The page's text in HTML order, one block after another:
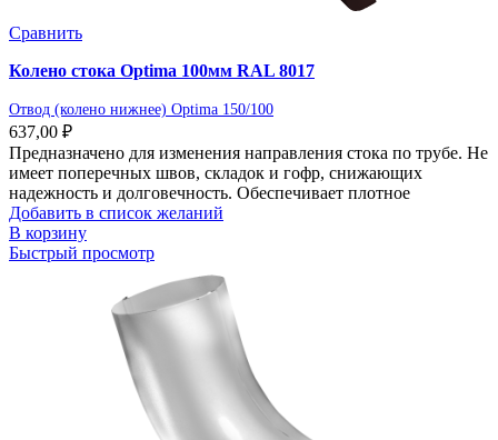
Сравнить
Колено стока Optima 100мм RAL 8017
Отвод (колено нижнее) Optima 150/100
637,00 ₽
Предназначено для изменения направления стока по трубе. Не
имеет поперечных швов, складок и гофр, снижающих
надежность и долговечность. Обеспечивает плотное
Добавить в список желаний
В корзину
Быстрый просмотр